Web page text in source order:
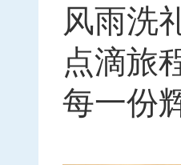
风雨洗
点滴旅
每一份